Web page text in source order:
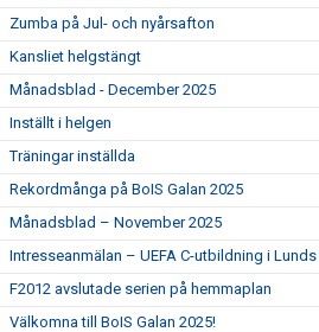
Zumba på Jul- och nyårsafton
Kansliet helgstängt
Månadsblad - December 2025
Inställt i helgen
Träningar inställda
Rekordmånga på BoIS Galan 2025
Månadsblad – November 2025
Intresseanmälan – UEFA C-utbildning i Lunds
F2012 avslutade serien på hemmaplan
Välkomna till BoIS Galan 2025!